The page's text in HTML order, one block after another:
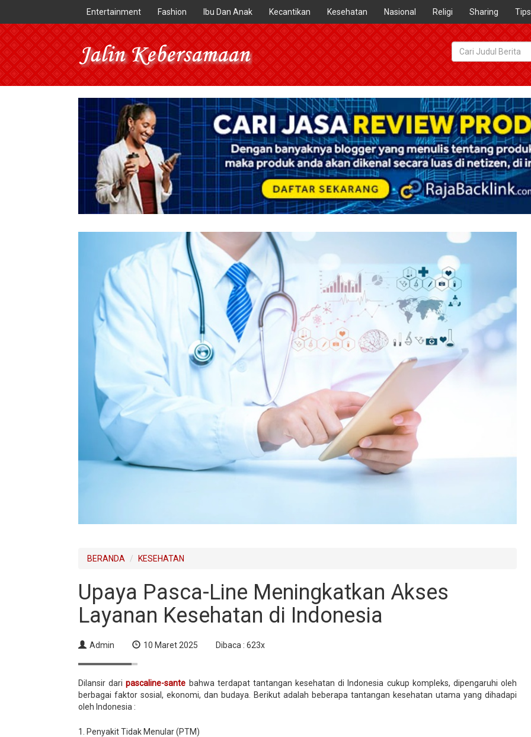
Entertainment Fashion Ibu Dan Anak Kecantikan Kesehatan Nasional Religi Sharing Tips
BERANDA KESEHATAN
Upaya Pasca-Line Meningkatkan Akses
Layanan Kesehatan di Indonesia
Admin 10 Maret 2025 Dibaca : 623x
Dilansir daripascaline-sante bahwa terdapat tantangan kesehatan di Indonesia cukup kompleks, dipengaruhi oleh
berbagai faktor sosial, ekonomi, dan budaya. Berikut adalah beberapa tantangan kesehatan utama yang dihadapi
oleh Indonesia :
1. Penyakit Tidak Menular (PTM)